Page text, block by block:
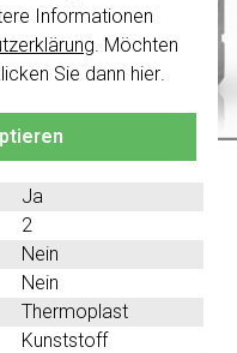
Informationen
. Möchten
Sie dann hier.
Wert
braun
Ja
2
Nein
Nein
Thermoplast
Kunststoff